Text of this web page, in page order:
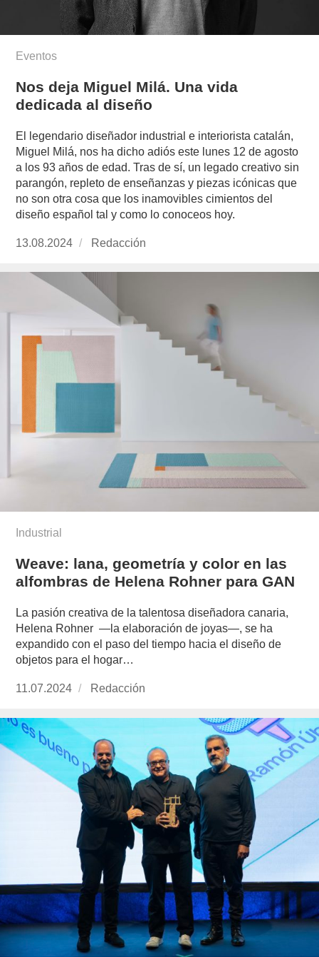
Eventos
Nos deja Miguel Milá. Una vida
dedicada al diseño
El legendario diseñador industrial e interiorista catalán,
Miguel Milá, nos ha dicho adiós este lunes 12 de agosto
a los 93 años de edad. Tras de sí, un legado creativo sin
parangón, repleto de enseñanzas y piezas icónicas que
no son otra cosa que los inamovibles cimientos del
diseño español tal y como lo conoceos hoy.
Publicado
13.08.2024 https://www.experimenta.es/author/redaccion/
Redacción
Industrial
Weave: lana, geometría y color en las
alfombras de Helena Rohner para GAN
La pasión creativa de la talentosa diseñadora canaria,
Helena Rohner —la elaboración de joyas—, se ha
expandido con el paso del tiempo hacia el diseño de
objetos para el hogar…
Publicado
11.07.2024 https://www.experimenta.es/author/redaccion/
Redacción